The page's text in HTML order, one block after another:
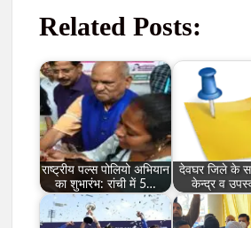
Related Posts:
राष्ट्रीय पल्स पोलियो अभियान
का शुभारंभ: रांची में 5…
देवघर जिले के
केन्द्र व